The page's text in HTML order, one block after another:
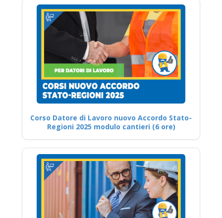
Corso Datore di Lavoro nuovo Accordo Stato-
Regioni 2025 modulo cantieri (6 ore)